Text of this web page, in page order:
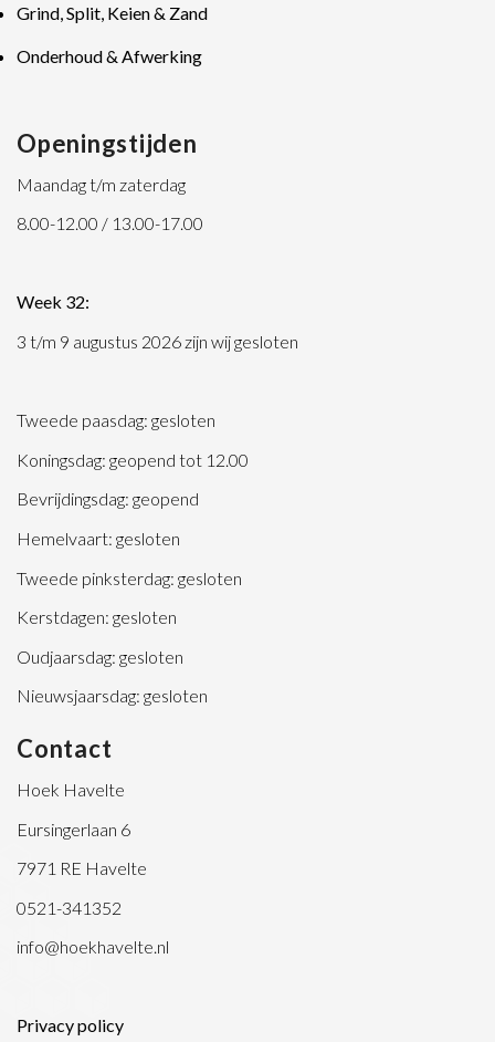
Grind, Split, Keien & Zand
Onderhoud & Afwerking
Openingstijden
Maandag t/m zaterdag
8.00-12.00 / 13.00-17.00
Week 32:
3 t/m 9 augustus 2026 zijn wij gesloten
Tweede paasdag: gesloten
Koningsdag: geopend tot 12.00
Bevrijdingsdag: geopend
Hemelvaart: gesloten
Tweede pinksterdag: gesloten
Kerstdagen: gesloten
Oudjaarsdag: gesloten
Nieuwsjaarsdag: gesloten
Contact
Hoek Havelte
Eursingerlaan 6
7971 RE Havelte
0521-341352
info@hoekhavelte.nl
Privacy policy